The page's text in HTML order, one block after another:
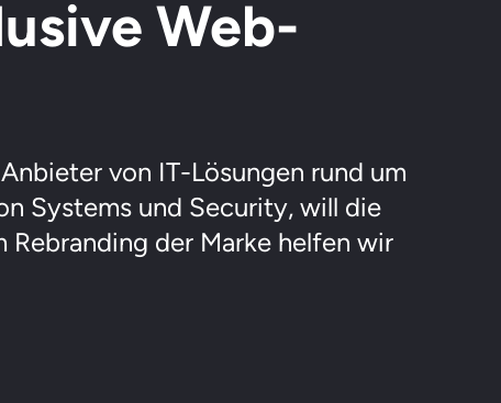
Web-
von IT-Lösungen rund um
Systems und Security, will die
der Marke helfen wir